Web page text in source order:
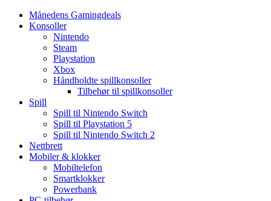
Månedens Gamingdeals
Konsoller
Nintendo
Steam
Playstation
Xbox
Håndholdte spillkonsoller
Tilbehør til spillkonsoller
Spill
Spill til Nintendo Switch
Spill til Playstation 5
Spill til Nintendo Switch 2
Nettbrett
Mobiler & klokker
Mobiltelefon
Smartklokker
Powerbank